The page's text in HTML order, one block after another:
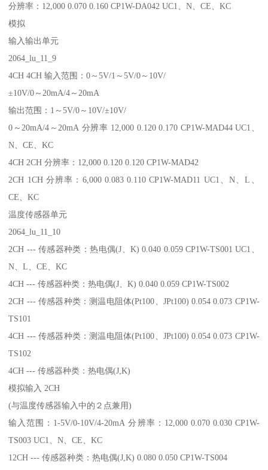
分辨率：12,000 0.070 0.160 CP1W-DA042 UC1、N、CE、KC
模拟
输入输出单元
2064_lu_11_9
4CH 4CH 输入范围：0～5V/1～5V/0～10V/
±10V/0～20mA/4～20mA
输出范围：1～5V/0～10V/±10V/
0～20mA/4～20mA 分辨率 12,000 0.120 0.170 CP1W-MAD44 UC1、
N、CE、KC
4CH 2CH 分辨率：12,000 0.120 0.120 CP1W-MAD42
2CH 1CH 分辨率：6,000 0.083 0.110 CP1W-MAD11 UC1、N、L、
CE、KC
温度传感器单元
2064_lu_11_10
2CH --- 传感器种类：热电偶(J、K) 0.040 0.059 CP1W-TS001 UC1、
N、L、CE、KC
4CH --- 传感器种类：热电偶(J、K) 0.040 0.059 CP1W-TS002
2CH --- 传感器种类：测温电阻体(Pt100、JPt100) 0.054 0.073 CP1W-
TS101
4CH --- 传感器种类：测温电阻体(Pt100、JPt100) 0.054 0.073 CP1W-
TS102
4CH --- 传感器种类：热电偶(J,K)
模拟输入 2CH
(与温度传感器输入中的２点兼用)
输入范围：1-5V/0-10V/4-20mA 分辨率：12,000 0.070 0.030 CP1W-
TS003 UC1、N、CE、KC
12CH --- 传感器种类：热电偶(J,K) 0.080 0.050 CP1W-TS004